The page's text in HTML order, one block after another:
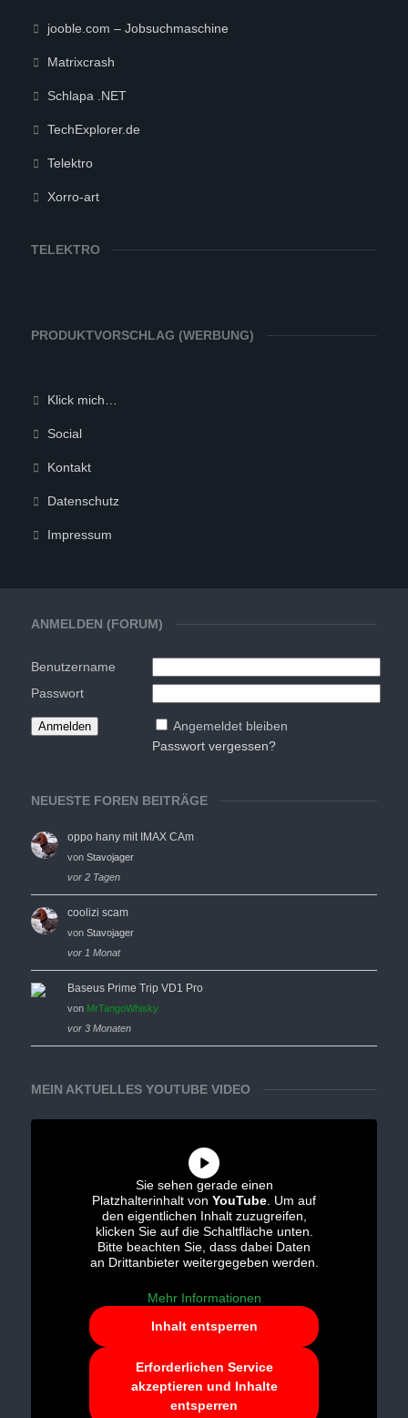
ANMELDEN (FORUM)
Benutzername
Passwort
Angemeldet bleiben
Passwort vergessen?
NEUESTE FOREN BEITRÄGE
oppo hany mit IMAX CAm
von Stavojager
vor 2 Tagen
coolizi scam
von Stavojager
vor 1 Monat
Baseus Prime Trip VD1 Pro
von MrTangoWhisky
vor 3 Monaten
MEIN AKTUELLES YOUTUBE VIDEO
Sie sehen gerade einen
Platzhalterinhalt von YouTube . Um auf
den eigentlichen Inhalt zuzugreifen,
klicken Sie auf die Schaltfläche unten.
Bitte beachten Sie, dass dabei Daten
an Drittanbieter weitergegeben werden.
Mehr Informationen
Inhalt entsperren
Erforderlichen Service
akzeptieren und Inhalte
entsperren
jooble.com – Jobsuchmaschine
Matrixcrash
Schlapa .NET
TechExplorer.de
Telektro
Xorro-art
TELEKTRO
PRODUKTVORSCHLAG (WERBUNG)
Klick mich…
Social
Kontakt
Datenschutz
Impressum